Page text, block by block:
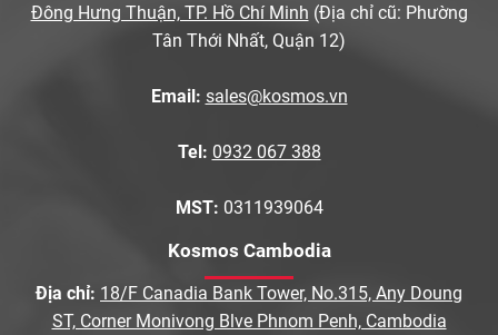
Đông Hưng Thuận, TP. Hồ Chí Minh (Địa chỉ cũ: Phường
Tân Thới Nhất, Quận 12)
Email: sales@kosmos.vn
Tel: 0932 067 388
MST: 0311939064
Kosmos Cambodia
Địa chỉ: 18/F Canadia Bank Tower, No.315, Any Doung
ST, Corner Monivong Blve Phnom Penh, Cambodia